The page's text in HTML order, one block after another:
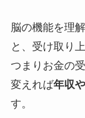
脳の機能を理
と、受け取り
つまりお金の
変えれば年収
す。